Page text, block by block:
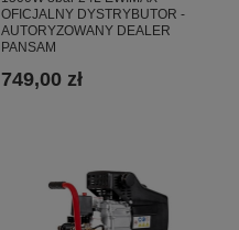
OFICJALNY DYSTRYBUTOR -
AUTORYZOWANY DEALER
PANSAM
749,00 zł